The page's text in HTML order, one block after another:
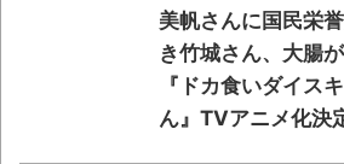
美帆さんに国民栄
き竹城さん、大腸
『ドカ食いダイス
ん』TVアニメ化決